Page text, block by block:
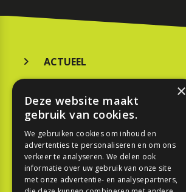
ACTUEEL
KOOPGIDS
TESTEN
SPORT
×
Deze website maakt
gebruik van cookies.
We gebruiken cookies om inhoud en
advertenties te personaliseren en om ons
verkeer te analyseren. We delen ook
informatie over uw gebruik van onze site
met onze advertentie- en analysepartners,